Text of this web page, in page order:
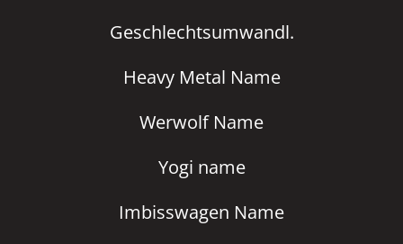
Geschlechtsumwandl.
Heavy Metal Name
Werwolf Name
Yogi name
Imbisswagen Name